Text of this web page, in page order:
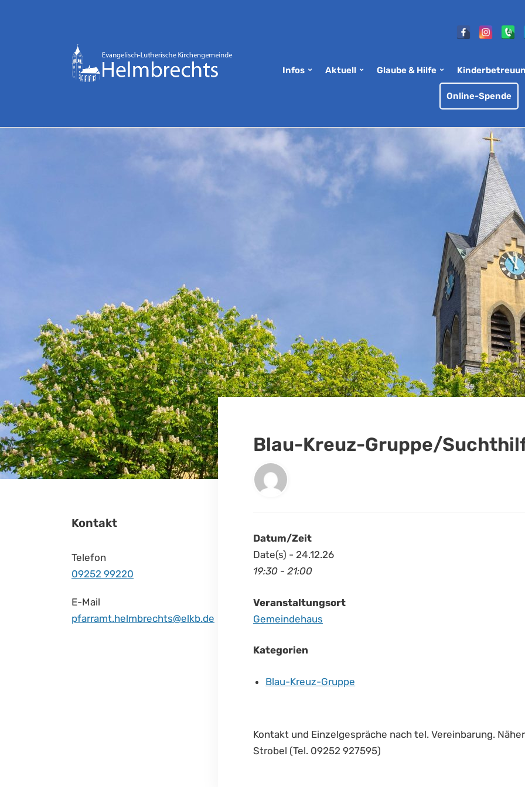
Infos Aktuell Glaube & Hilfe
Online-Spende
Blau-Kreuz-Gruppe/
Datum/Zeit
Date(s) - 24.12.26
19:30 - 21:00
Veranstaltungsort
Gemeindehaus
Kategorien
Blau-Kreuz-Gruppe
Kontakt und Einzelgespräche nach tel. Vereinbarung.
Strobel (Tel. 09252 927595)
Kontakt
Telefon
09252 99220
E-Mail
pfarramt.helmbrechts@elkb.de